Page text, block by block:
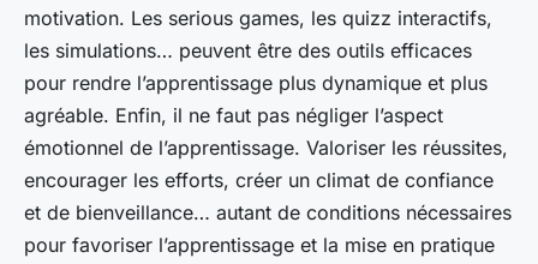
motivation. Les serious games, les quizz interactifs,
les simulations… peuvent être des outils efficaces
pour rendre l’apprentissage plus dynamique et plus
agréable. Enfin, il ne faut pas négliger l’aspect
émotionnel de l’apprentissage. Valoriser les réussites,
encourager les efforts, créer un climat de confiance
et de bienveillance… autant de conditions nécessaires
pour favoriser l’apprentissage et la mise en pratique